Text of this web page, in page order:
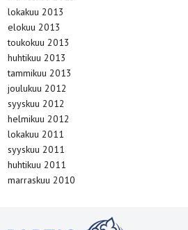
lokakuu 2013
elokuu 2013
toukokuu 2013
huhtikuu 2013
tammikuu 2013
joulukuu 2012
syyskuu 2012
helmikuu 2012
lokakuu 2011
syyskuu 2011
huhtikuu 2011
marraskuu 2010